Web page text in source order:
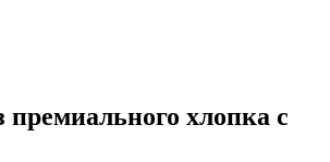
премиального хлопка с